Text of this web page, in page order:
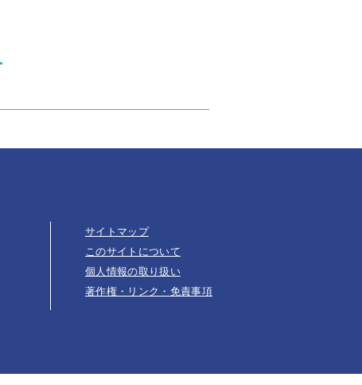
サイトマップ
このサイトについて
個人情報の取り扱い
著作権・リンク・免責事項